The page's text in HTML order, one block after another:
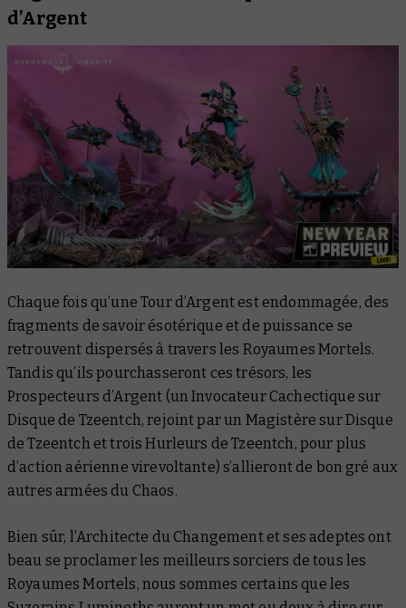
d’Argent
Chaque fois qu’une Tour d’Argent est endommagée, des
fragments de savoir ésotérique et de puissance se
retrouvent dispersés à travers les Royaumes Mortels.
Tandis qu’ils pourchasseront ces trésors, les
Prospecteurs d’Argent (un Invocateur Cachectique sur
Disque de Tzeentch, rejoint par un Magistère sur Disque
de Tzeentch et trois Hurleurs de Tzeentch, pour plus
d’action aérienne virevoltante) s’allieront de bon gré aux
autres armées du Chaos.
Bien sûr, l’Architecte du Changement et ses adeptes ont
beau se proclamer les meilleurs sorciers de tous les
Royaumes Mortels, nous sommes certains que les